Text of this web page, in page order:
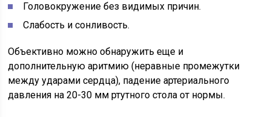
Головокружение без видимых причин.
Слабость и сонливость.
Объективно можно обнаружить еще и
дополнительную аритмию (неравные промежутки
между ударами сердца), падение артериального
давления на 20-30 мм ртутного стола от нормы.